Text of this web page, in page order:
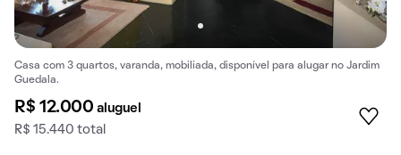
Casa com 3 quartos, varanda, mobiliada, disponível para alugar no Jardim
Guedala.
R$ 12.000aluguel
R$ 15.440 total